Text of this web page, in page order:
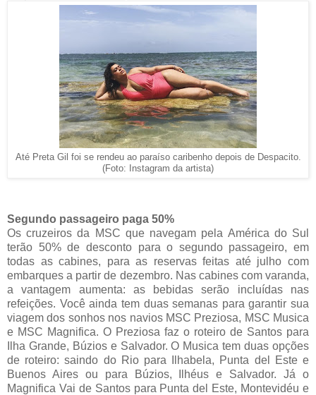
Até Preta Gil foi se rendeu ao paraíso caribenho depois de Despacito.
(Foto: Instagram da artista)
Segundo passageiro paga 50%
Os cruzeiros da MSC que navegam pela América do Sul
terão 50% de desconto para o segundo passageiro, em
todas as cabines, para as reservas feitas até julho com
embarques a partir de dezembro. Nas cabines com varanda,
a vantagem aumenta: as bebidas serão incluídas nas
refeições. Você ainda tem duas semanas para garantir sua
viagem dos sonhos nos navios MSC Preziosa, MSC Musica
e MSC Magnifica. O Preziosa faz o roteiro de Santos para
Ilha Grande, Búzios e Salvador. O Musica tem duas opções
de roteiro: saindo do Rio para Ilhabela, Punta del Este e
Buenos Aires ou para Búzios, Ilhéus e Salvador. Já o
Magnifica Vai de Santos para Punta del Este, Montevidéu e